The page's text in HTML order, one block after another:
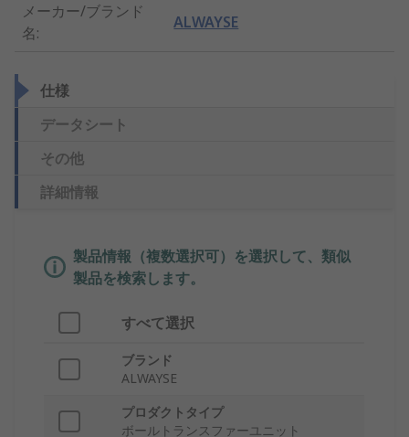
メーカー/ブランド
名:
ALWAYSE
仕様
データシート
その他
詳細情報
製品情報（複数選択可）を選択して、類似
製品を検索します。
すべて選択
ブランド
ALWAYSE
プロダクトタイプ
ボールトランスファーユニット